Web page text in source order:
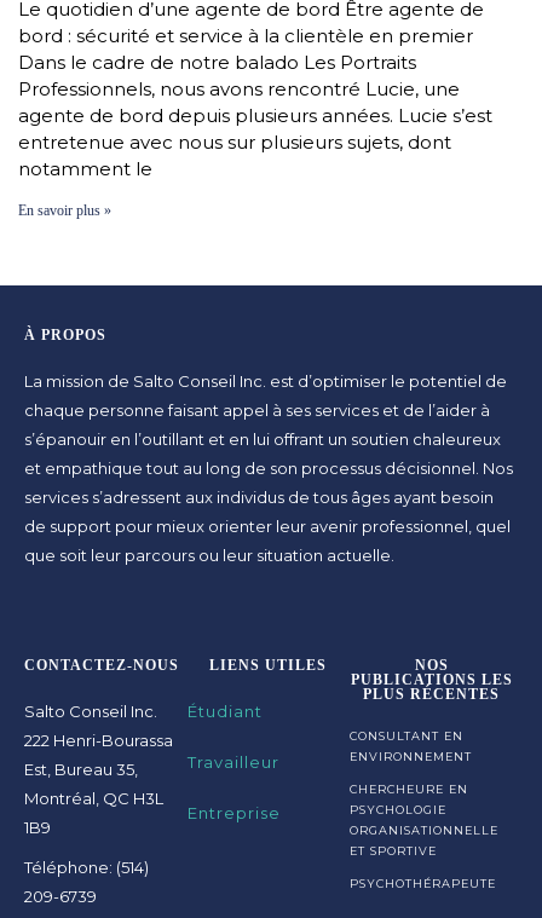
Le quotidien d’une agente de bord Être agente de
bord : sécurité et service à la clientèle en premier
Dans le cadre de notre balado Les Portraits
Professionnels, nous avons rencontré Lucie, une
agente de bord depuis plusieurs années. Lucie s’est
entretenue avec nous sur plusieurs sujets, dont
notamment le
En savoir plus »
À PROPOS
La mission de Salto Conseil Inc. est d’optimiser le potentiel de
chaque personne faisant appel à ses services et de l’aider à
s’épanouir en l’outillant et en lui offrant un soutien chaleureux
et empathique tout au long de son processus décisionnel. Nos
services s’adressent aux individus de tous âges ayant besoin
de support pour mieux orienter leur avenir professionnel, quel
que soit leur parcours ou leur situation actuelle.
CONTACTEZ-NOUS
Salto Conseil Inc.
222 Henri-Bourassa
Est, Bureau 35,
Montréal, QC H3L
1B9
Téléphone: (514)
209-6739
LIENS UTILES
Étudiant
Travailleur
Entreprise
NOS
PUBLICATIONS LES
PLUS RÉCENTES
CONSULTANT EN
ENVIRONNEMENT
CHERCHEURE EN
PSYCHOLOGIE
ORGANISATIONNELLE
ET SPORTIVE
PSYCHOTHÉRAPEUTE